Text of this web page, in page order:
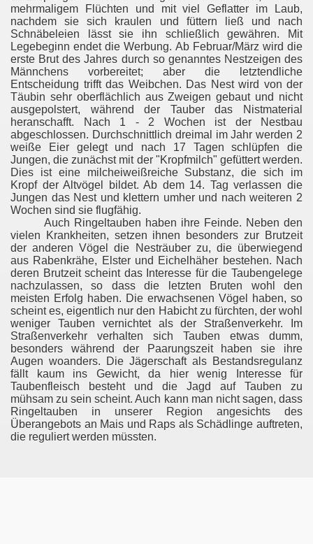
mehrmaligem Flüchten und mit viel Geflatter im Laub,
nachdem sie sich kraulen und füttern ließ und nach
Schnäbeleien lässt sie ihn schließlich gewähren. Mit
Legebeginn endet die Werbung. Ab Februar/März wird die
erste Brut des Jahres durch so genanntes Nestzeigen des
Männchens vorbereitet; aber die letztendliche
Entscheidung trifft das Weibchen. Das Nest wird von der
Täubin sehr oberflächlich aus Zweigen gebaut und nicht
ausgepolstert, während der Tauber das Nistmaterial
heranschafft. Nach 1 - 2 Wochen ist der Nestbau
abgeschlossen. Durchschnittlich dreimal im Jahr werden 2
weiße Eier gelegt und nach 17 Tagen schlüpfen die
Jungen, die zunächst mit der "Kropfmilch" gefüttert werden.
Dies ist eine milcheiweißreiche Substanz, die sich im
Kropf der Altvögel bildet. Ab dem 14. Tag verlassen die
Jungen das Nest und klettern umher und nach weiteren 2
Wochen sind sie flugfähig.
Auch Ringeltauben haben ihre Feinde. Neben den
vielen Krankheiten, setzen ihnen besonders zur Brutzeit
der anderen Vögel die Nesträuber zu, die überwiegend
aus Rabenkrähe, Elster und Eichelhäher bestehen. Nach
deren Brutzeit scheint das Interesse für die Taubengelege
nachzulassen, so dass die letzten Bruten wohl den
meisten Erfolg haben. Die erwachsenen Vögel haben, so
scheint es, eigentlich nur den Habicht zu fürchten, der wohl
weniger Tauben vernichtet als der Straßenverkehr. Im
Straßenverkehr verhalten sich Tauben etwas dumm,
besonders während der Paarungszeit haben sie ihre
Augen woanders. Die Jägerschaft als Bestandsregulanz
fällt kaum ins Gewicht, da hier wenig Interesse für
Taubenfleisch besteht und die Jagd auf Tauben zu
mühsam zu sein scheint. Auch kann man nicht sagen, dass
Ringeltauben in unserer Region angesichts des
Überangebots an Mais und Raps als Schädlinge auftreten,
die reguliert werden müssten.